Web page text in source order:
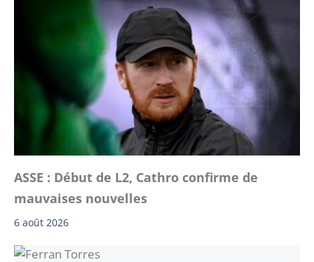
ASSE : Début de L2, Cathro confirme de
mauvaises nouvelles
6 août 2026